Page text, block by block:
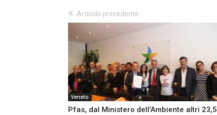
Articolo precedente
Veneto
Pfas, dal Ministero dell’Ambiente altri 23,5